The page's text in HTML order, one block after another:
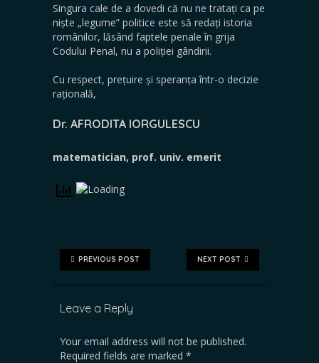
Singura cale de a dovedi că nu ne tratați ca pe
niște „legume” politice este să redați istoria
românilor, lăsând faptele penale în grija
Codului Penal, nu a poliției gândirii.
Cu respect, prețuire și speranța într-o decizie
rațională,
Dr. AFRODITA IORGULESCU
matematician, prof. univ. emerit
NEXT POST
PREVIOUS POST
Leave a Reply
Your email address will not be published.
Required fields are marked *